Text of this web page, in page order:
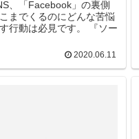
、「Facebook」の裏側
までくるのにどんな苦悩
行動は必見です。 『ソー
2020.06.11